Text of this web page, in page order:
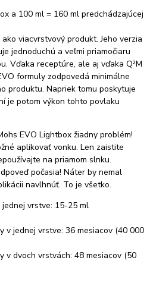
a 100 ml = 160 ml predchádzajúcej
viacvrstvový produkt. Jeho verzia
jednoduchú a veľmi priamočiaru
Vďaka receptúre, ale aj vďaka Q²M
formuly zodpovedá minimálne
produktu. Napriek tomu poskytuje
je potom výkon tohto povlaku
EVO Lightbox žiadny problém!
aplikovať vonku. Len zaistite
na priamom slnku.
počasia! Náter by nemal
navlhnúť. To je všetko.
vrstve: 15-25 ml
v jednej vrstve: 36 mesiacov (40 000
v dvoch vrstvách: 48 mesiacov (50